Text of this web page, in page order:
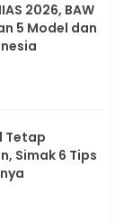
2026, BAW
5 Model dan
Tetap
Simak 6 Tips